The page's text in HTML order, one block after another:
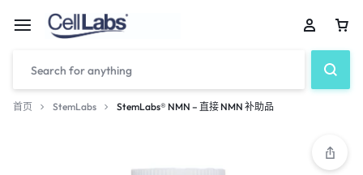
首页 StemLabs StemLabs® NMN – 直接 NMN 补助品